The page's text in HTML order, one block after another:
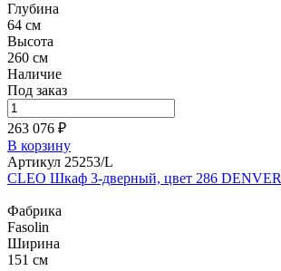
Глубина
64 см
Высота
260 см
Наличие
Под заказ
263 076 ₽
В корзину
Артикул 25253/L
CLEO Шкаф 3-дверный, цвет 286 DENVER
Фабрика
Fasolin
Ширина
151 см